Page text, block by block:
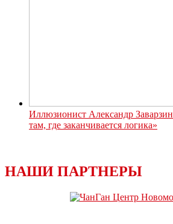
Иллюзионист Александр
там, где заканчивается логика»
НАШИ ПАРТНЕРЫ